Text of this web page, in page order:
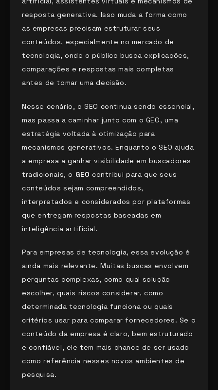
resposta generativa. Isso muda a forma como
as empresas precisam estruturar seus
conteúdos, especialmente no mercado de
tecnologia, onde o público busca explicações,
comparações e respostas mais completas
antes de tomar uma decisão.
Nesse cenário, o SEO continua sendo essencial,
mas passa a caminhar junto com o GEO, uma
estratégia voltada à otimização para
mecanismos generativos. Enquanto o SEO ajuda
a empresa a ganhar visibilidade em buscadores
tradicionais, o GEO contribui para que seus
conteúdos sejam compreendidos,
interpretados e considerados por plataformas
que entregam respostas baseadas em
inteligência artificial.
Para empresas de tecnologia, essa evolução é
ainda mais relevante. Muitas buscas envolvem
perguntas complexas, como qual solução
escolher, quais riscos considerar, como
determinada tecnologia funciona ou quais
critérios usar para comparar fornecedores. Se o
conteúdo da empresa é claro, bem estruturado
e confiável, ele tem mais chance de ser usado
como referência nesses novos ambientes de
pesquisa.